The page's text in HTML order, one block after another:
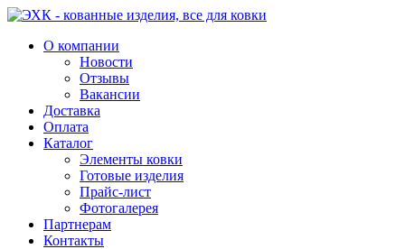
О компании
Новости
Отзывы
Вакансии
Доставка
Оплата
Каталог
Элементы ковки
Готовые изделия
Прайс-лист
Фотогалерея
Партнерам
Контакты